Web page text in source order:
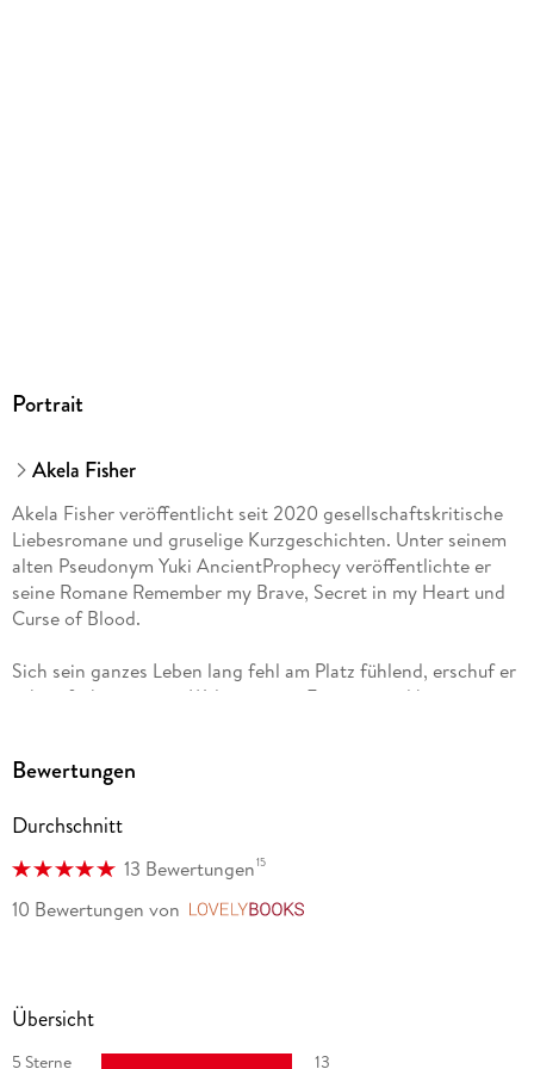
Portrait
Akela Fisher
Akela Fisher veröffentlicht seit 2020 gesellschaftskritische
Liebesromane und gruselige Kurzgeschichten. Unter seinem
alten Pseudonym Yuki AncientProphecy veröffentlichte er
seine Romane Remember my Brave, Secret in my Heart und
Curse of Blood.
Sich sein ganzes Leben lang fehl am Platz fühlend, erschuf er
schon früh eine neue Welt in seiner Fantasie und begann mit
Seine Vorliebe für das Mittelalter treibt ihn nicht nur
spielt auch eine große Rolle in all seinen Geschichten.
Wenn ihm mal die Worte fehlen, holt er sich an seinem
Klavier neue Inspiration oder streift mit seiner Kamera durch
Meer und weiße Sandstrände. Verreisen ist eine seiner
Bewertungen
Durchschnitt
13 Bewertungen15
10 Bewertungen von
Übersicht
5 Sterne 13